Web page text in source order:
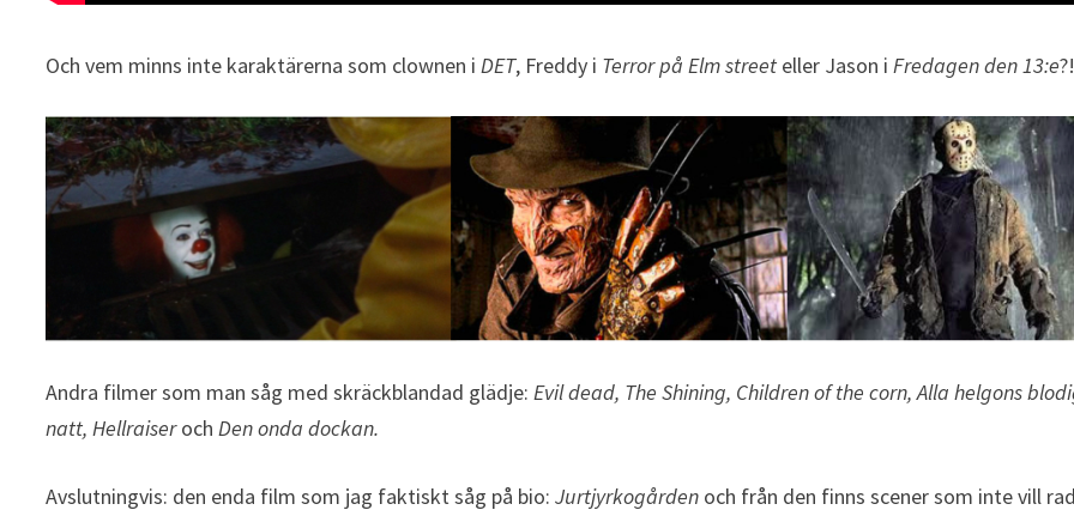
Och vem minns inte karaktärerna som clownen iDET, Freddy i Terror på Elm street eller Jason iFredagen den 13:e
Andra filmer som man såg med skräckblandad glädje:Evil dead, The Shining, Children of the corn, Alla helgons
natt, HellraiserochDen onda dockan.
Avslutningvis: den enda film som jag faktiskt såg på bio:Jurtjyrkogården och från den finns scener som inte vill